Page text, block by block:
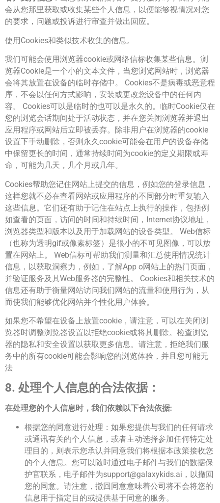
会从您那里获取或收集某些个人信息，以便能够视情况对您
的要求，问题或投诉进行审查并做出回应。
使用Cookies和类似技术收集的信息。
我们可能会使用浏览器cookie或网络信标收集某些信息。浏
览器Cookie是一个小的文本文件，当您浏览网站时，浏览器
会将其放置在设备的临时存储中。 Cookies不是病毒或恶意程
序，不会以任何方式影响，安装或更改您设备中的任何内
容。 Cookies可以是临时的也可以是永久的。临时Cookie仅在
您的浏览会话期间处于活动状态，并在您关闭浏览器并退出
应用程序或网站后立即被丢弃。除非用户在浏览器的cookie
设置下手动删除，否则永久cookie可能会在用户的设备存储
中保留更长的时间，通常持续时间为cookie的定义期限或寿
命，可能为几天，几个月或几年。
Cookies帮助您记住网站上提交的信息，例如您的登录信息，
这样您就不必在查看网站或应用程序的不同部分时重复输入
这些信息。它们还有助于记住在站点上执行的操作，包括例
如查看的页面，访问的时间和持续时间，Internet协议地址，
浏览器类型和版本以及用于加载网站的设备类型。 Web信标
（也称为透明gif或像素标签）是很小的不可见图像，可以放
置在网站上。 Web信标可帮助我们测量和汇总使用情况统计
信息，以获取洞察力，例如，了解App o网站上的热门页面，
并验证服务及其Web服务器的完整性。 Cookies和相关技术的
信息还有助于衡量网站访问我们网站的流量和使用行为，从
而使我们能够优化网站并个性化用户体验。
如果您不希望在设备上放置cookie，请注意，可以在关闭浏
览器时调整浏览器设置以拒绝cookie或将其删除。检查浏览
器的隐私和安全设置以获取更多信息。请注意，拒绝我们服
务中的所有cookie可能会影响您的浏览体验，并且您可能无
法
8. 处理个人信息的合法依据：
在处理您的个人信息时，我们依赖以下合法依据:
根据您的同意进行处理：如果您提供与我们的任何请求
或通讯有关的个人信息，或者主动选择参加任​​何特定处
理目的，则表示您承认并同意我们将根据本政策接收您
的个人信息。您可以随时通过电子邮件与我们的数据保
护官联系，电子邮件为support@galaxykids.ai ，以撤回
您的同意。请注意，撤回同意意味着公司将不会将您的
信息用于指定目的或提供基于同意的服务。